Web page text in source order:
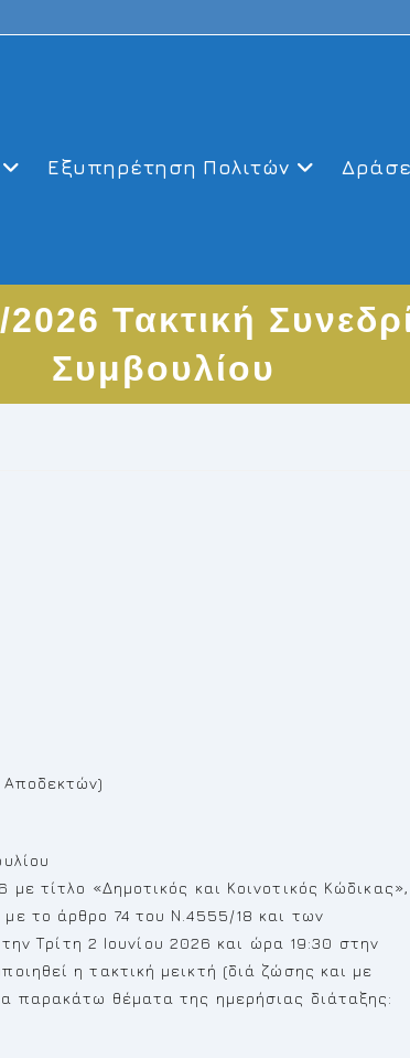
Εξυπηρέτηση Πολιτών
Τακτική
Συμβουλίου
Αποδεκτών)
τίτλο «Δημοτικός και Κοινοτικός Κώδικας»,
το άρθρο 74 του Ν.4555/18 και των
Τρίτη 2 Ιουνίου 2026 και ώρα 19:30 στην
η τακτική μεικτή (διά ζώσης και με
παρακάτω θέματα της ημερήσιας διάταξης: